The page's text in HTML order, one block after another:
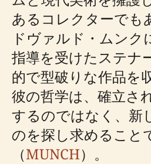
あるコレクターでも
ドヴァルド・ムンク
指導を受けたステナ
的で型破りな作品を
彼の哲学は、確立さ
するのではなく、新
のを探し求めること
（MUNCH）。